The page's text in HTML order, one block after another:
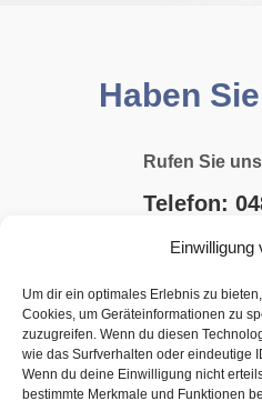
Einwilligung
Um dir ein optimales Erlebnis zu
Cookies, um Geräteinformationen zu
zuzugreifen. Wenn du diesen
wie das Surfverhalten oder eindeutige
Wenn du deine Einwilligung nicht
bestimmte Merkmale und Funktionen
Haben
Rufen Sie
Telefon:
JETZT